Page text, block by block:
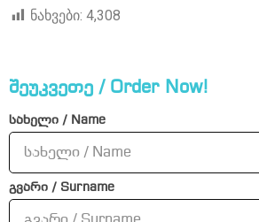
ნახვები: 4,308
შეუკვეთე / Order Now!
სახელი / Name
გვარი / Surname